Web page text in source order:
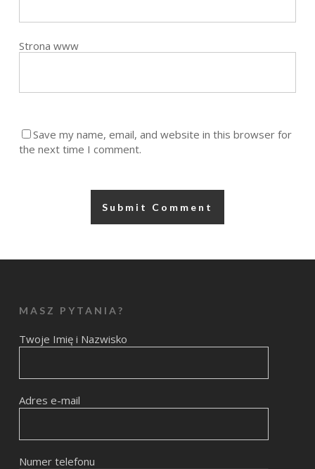
Strona www
Save my name, email, and website in this browser for
the next time I comment.
MASZ PYTANIA?
Twoje Imię i Nazwisko
Adres e-mail
Numer telefonu